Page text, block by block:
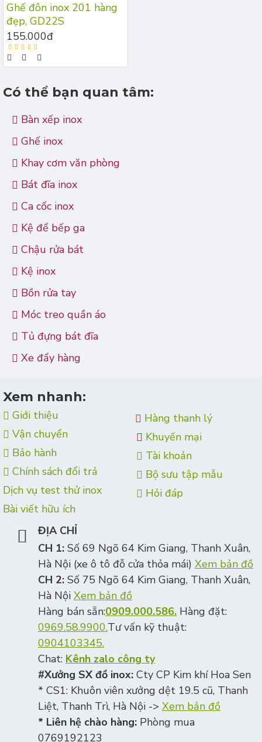
Ghế đôn inox 201 hàng
đẹp, GD22S
155.000đ
Có thể bạn quan tâm:
Bàn xếp inox
Ghế inox
Khay cơm văn phòng
Bát đĩa inox
Ca cốc inox
Kệ để bếp ga
Chậu rửa bát
Kệ inox
Bồn rửa tay
Móc treo quần áo
Tủ đựng bát đĩa
Xe đẩy hàng
Xem nhanh:
Giới thiệu
Vận chuyển
Bảo hành
Chính sách đổi trả
Dịch vụ test thử inox
Bài viết hữu ích
Hàng thanh lý
Khuyến mại
Tài khoản
Bộ sưu tập mẫu
Hỏi đáp
ĐỊA CHỈ
CH 1: Số 69 Ngõ 64 Kim Giang, Thanh Xuân,
Hà Nội (xe ô tô đỗ cửa thỏa mái) Xem bản đồ
CH 2: Số 75 Ngõ 64 Kim Giang, Thanh Xuân,
Hà Nội Xem bản đồ
Hàng bán sẵn:0909.000.586. Hàng đặt:
0969.58.9900.Tư vấn kỹ thuật:
0904103345.
Chat: Kênh zalo công ty
#Xưởng SX đồ inox: Cty CP Kim khí Hoa Sen
* CS1: Khuôn viên xưởng dệt 19.5 cũ, Thanh
Liệt, Thanh Trì, Hà Nội -> Xem bản đồ
* Liên hệ chào hàng: Phòng mua
0769192123